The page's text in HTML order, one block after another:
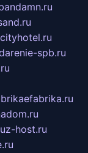
spb.ru
z-host.ru